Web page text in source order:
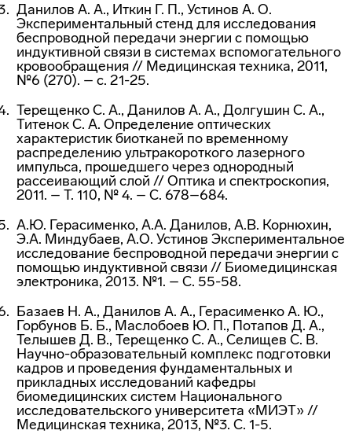
Данилов А. А., Иткин Г. П., Устинов А. О.
Экспериментальный стенд для исследования
беспроводной передачи энергии с помощью
индуктивной связи в системах вспомогательного
кровообращения // Медицинская техника, 2011,
№6 (270). – с. 21-25.
Терещенко С. А., Данилов А. А., Долгушин С. А.,
Титенок С. А. Определение оптических
характеристик биотканей по временному
распределению ультракороткого лазерного
импульса, прошедшего через однородный
рассеивающий слой // Оптика и спектроскопия,
2011. – Т. 110, № 4. – С. 678–684.
A.Ю. Герасименко, А.А. Данилов, А.В. Корнюхин,
Э.А. Миндубаев, А.О. Устинов Экспериментальное
исследование беспроводной передачи энергии с
помощью индуктивной связи // Биомедицинская
электроника, 2013. №1. – С. 55-58.
Базаев Н. А., Данилов А. А., Герасименко А. Ю.,
Горбунов Б. Б., Маслобоев Ю. П., Потапов Д. А.,
Телышев Д. В., Терещенко С. А., Селищев С. В.
Научно-образовательный комплекс подготовки
кадров и проведения фундаментальных и
прикладных исследований кафедры
биомедицинских систем Национального
исследовательского университета «МИЭТ» //
Медицинская техника, 2013, №3. С. 1-5.